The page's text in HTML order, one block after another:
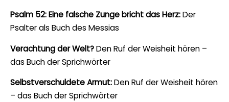
Psalm 52: Eine falsche Zunge bricht das Herz:Der
Psalter als Buch des Messias
Verachtung der Welt?Den Ruf der Weisheit hören –
das Buch der Sprichwörter
Selbstverschuldete Armut:Den Ruf der Weisheit hören
– das Buch der Sprichwörter